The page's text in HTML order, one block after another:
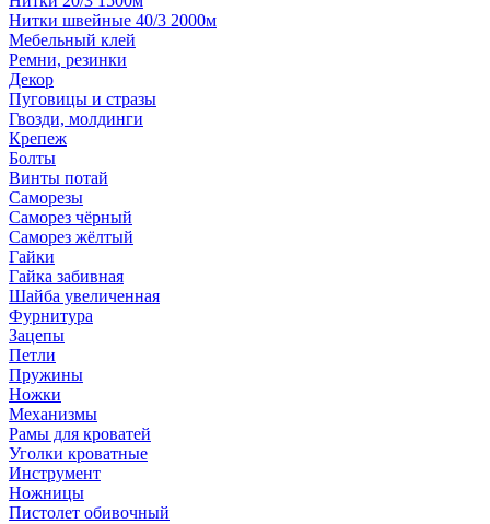
Нитки швейные 40/3 2000м
Мебельный клей
Ремни, резинки
Декор
Пуговицы и стразы
Гвозди, молдинги
Крепеж
Болты
Винты потай
Саморезы
Саморез чёрный
Саморез жёлтый
Гайки
Гайка забивная
Шайба увеличенная
Фурнитура
Зацепы
Петли
Пружины
Ножки
Механизмы
Рамы для кроватей
Уголки кроватные
Инструмент
Ножницы
Пистолет обивочный